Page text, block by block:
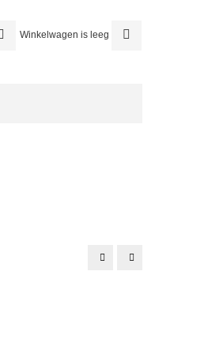
Winkelwagen is leeg
zwartearmband